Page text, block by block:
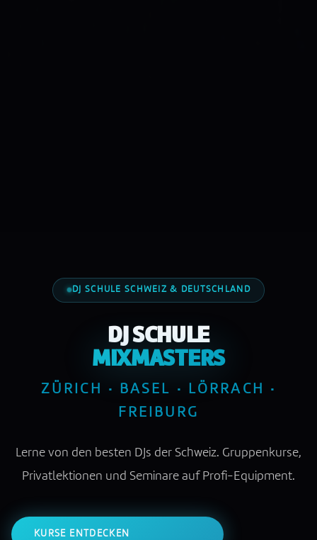
DJ SCHULE SCHWEIZ & DEUTSCHLAND
DJ SCHULE
MIXMASTERS
ZÜRICH · BASEL · LÖRRACH ·
FREIBURG
Lerne von den besten DJs der Schweiz. Gruppenkurse,
Privatlektionen und Seminare auf Profi-Equipment.
KURSE ENTDECKEN